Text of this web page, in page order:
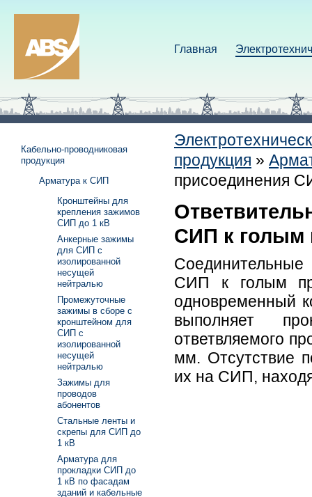
Главная
продукция »
присоединения
СИП к голым
СИП к голым
одновременный
выполняет
ответвляемого
мм. Отсутствие
их на СИП,
Кабельно-проводниковая
продукция
Арматура к СИП
Кронштейны для
крепления зажимов
СИП до 1 кВ
Анкерные зажимы
для СИП с
изолированной
несущей
нейтралью
Промежуточные
зажимы в сборе с
кронштейном для
СИП с
изолированной
несущей
нейтралью
Зажимы для
проводов
абонентов
Стальные ленты и
скрепы для СИП до
1 кВ
Арматура для
прокладки СИП до
1 кВ по фасадам
зданий и кабельные